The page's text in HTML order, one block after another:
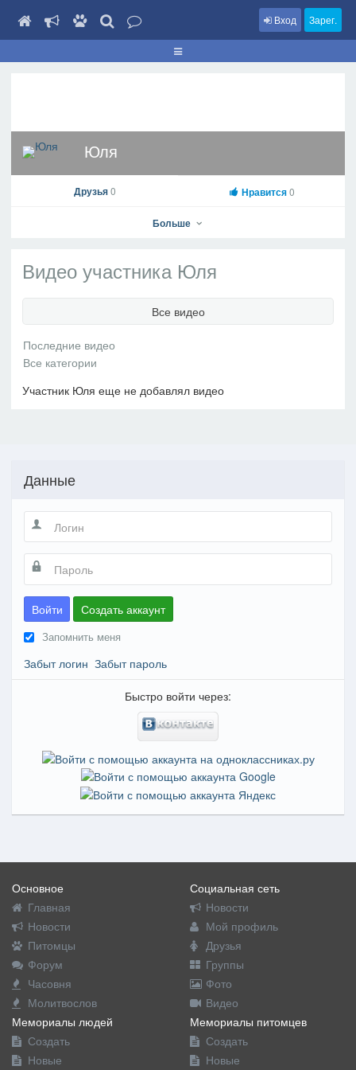
Вход Зарег.
Юля
На профиль
Друзья0 Нравится0
Больше
Видео участника Юля
Все видео
Участник Юля еще не добавлял видео
Данные
Войти Создать аккаунт
Запомнить меня
Забыт логин Забыт пароль
Быстро войти через:
Основное
Главная
Новости
Питомцы
Форум
Часовня
Молитвослов
Социальная сеть
Новости
Мой профиль
Друзья
Группы
Фото
Видео
Мемориалы людей
Создать
Новые
Мемориалы питомцев
Создать
Новые